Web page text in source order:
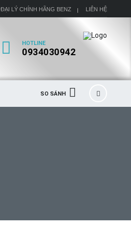
ĐẠI LÝ CHÍNH HÃNG BENZ LIÊN HỆ
HOTLINE
0934030942
SO SÁNH